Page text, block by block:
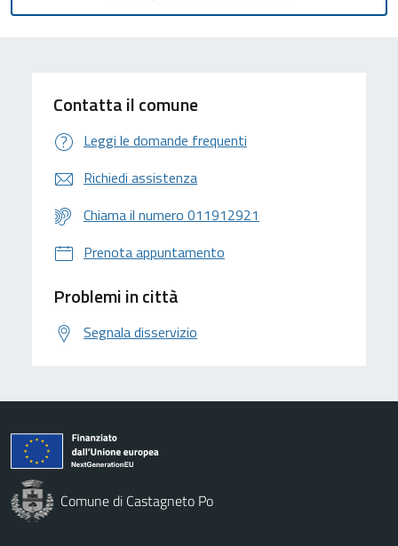
Contatta il comune
Leggi le domande frequenti
Richiedi assistenza
Chiama il numero 011912921
Prenota appuntamento
Problemi in città
Segnala disservizio
Comune di Castagneto Po